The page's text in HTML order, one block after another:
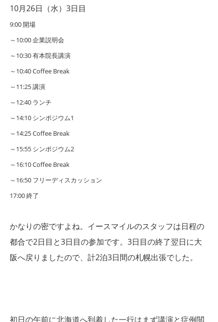
10月26日（水）3日目
9:00開場
～10:00企業説明会
～10:30有本院長講演
～10:40Coffee Break
～11:25講演
～12:40 ランチ
～14:10 シンポジウム1
～14:25Coffee Break
～15:55 シンポジウム2
～16:10Coffee Break
～16:50 フリーディスカッション
17:00終了
かなりの密ですよね。 イースマイルのスタッフは日程の
都合で2日目と3日目の参加です。 3日目の終了翌日に大
阪へ戻りましたので、計2泊3日間の札幌出張でした。
初日の午前に北海道へ到着した一行はまず講演と症例閲